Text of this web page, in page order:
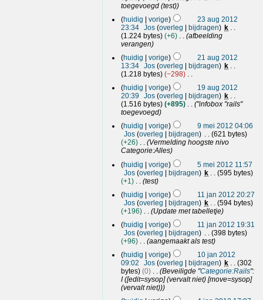
n
v
a
t
t
i
g
a
m
e
n
v
a
t
t
i
g
n
s
s
a
m
e
n
v
a
t
t
i
n
e
r
k
i
n
g
s
a
m
e
n
v
a
t
n
g
toegevoegd (test)
2
2
huidig vorige
23 aug 2012
23:34 Jos overleg bijdragen
k
1.224 bytes
+6
afbeelding
verangen
g
2
huidig vorige
21 aug 2012
13:34 Jos overleg bijdragen
k
1.218 bytes
−298
e
e
n
b
e
w
e
r
i
n
g
s
a
m
e
n
v
a
t
t
i
n
g
2
huidig vorige
19 aug 2012
20:39
Jos overleg bijdragen
k
1.516 bytes
+895
"infobox "rails"
toegevoegd
0
huidig vorige
9 mei 2012 04:06
Jos overleg bijdragen
621 bytes
+26
Vermelding hoogste nivo
Categorie:Alles
m
2
2
huidig vorige
5 mei 2012 11:57
Jos overleg bijdragen k
595 bytes
+1
test
n
1
huidig vorige
11 jan 2012 20:27
Jos overleg bijdragen k
594 bytes
+196
Update met tabelletje
huidig
vorige
11 jan 2012 19:31
Jos overleg bijdragen
398 bytes
+96
aangemaakt als test
huidig vorige
10 jan 2012
09:02
Jos overleg bijdragen k
302
bytes
0 Beveiligde "Categorie:Rails":
I ([edit=sysop] (vervalt niet) [move=sysop]
(vervalt niet))